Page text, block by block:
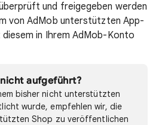
und freigegeben werden
von AdMob unterstützten App-
in Ihrem AdMob-Konto
aufgeführt?
bisher nicht unterstützten
wurde, empfehlen wir, die
Shop zu veröffentlichen